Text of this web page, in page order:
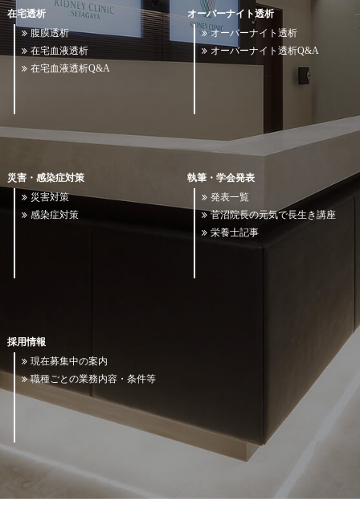
在宅透析
腹膜透析
在宅血液透析
在宅血液透析Q&A
オーバーナイト透析
オーバーナイト透析
オーバーナイト透析Q&A
災害・感染症対策
災害対策
感染症対策
執筆・学会発表
発表一覧
菅沼院長の元気で長生き講座
栄養士記事
採用情報
現在募集中の案内
職種ごとの業務内容・条件等